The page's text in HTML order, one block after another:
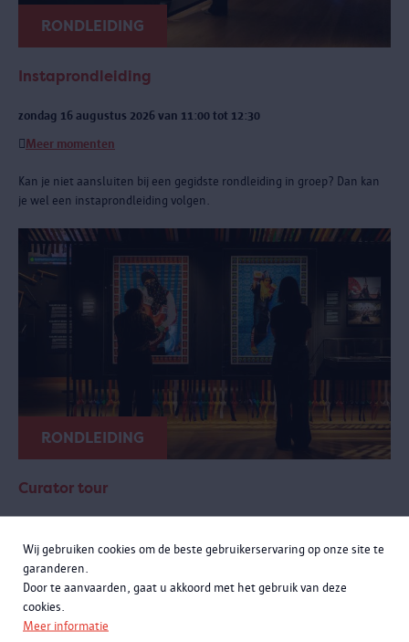
Wij gebruiken cookies om de beste gebruikerservaring op onze site te
garanderen.
Door te aanvaarden, gaat u akkoord met het gebruik van deze
cookies.
Meer informatie
RONDLEIDING
Instaprondleiding
zondag 16 augustus 2026 van 11:00 tot 12:30
Meer momenten
Kan je niet aansluiten bij een gegidste rondleiding in groep? Dan kan
je wel een instaprondleiding volgen.
RONDLEIDING
Curator tour
Meer momenten
Een exclusieve rondleiding met curatoren Rachid Atia en Roselyne
Francken. Je leert niet alleen de opmerkelijke verhalen achter de
objecten kennen, maar komt ook meer te weten over de bijzondere